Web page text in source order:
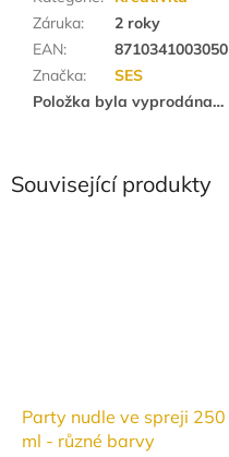
Související produkty
Party nudle ve spreji 250
ml - různé barvy
Záruka:
2 roky
EAN:
8710341003050
Značka:
SES
Položka byla vyprodána…